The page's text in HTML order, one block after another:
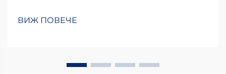
ВИЖ ПОВЕЧЕ